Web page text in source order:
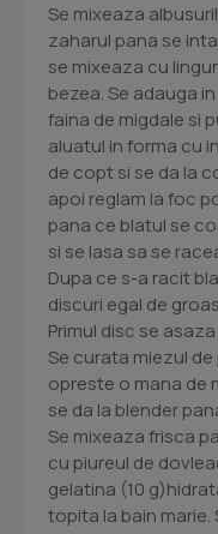
Se mixeaza
zaharul pana se
se mixeaza cu
bezea. Se adauga
faina de migdale si
aluatul in forma cu
de copt si se da la
apoi reglam la foc
pana ce blatul se
si se lasa sa se
Dupa ce s-a racit
discuri egal de
Primul disc se
Se curata miezul
opreste o mana de
se da la blender
Se mixeaza frisca
cu piureul de
gelatina (10
topita la bain marie.